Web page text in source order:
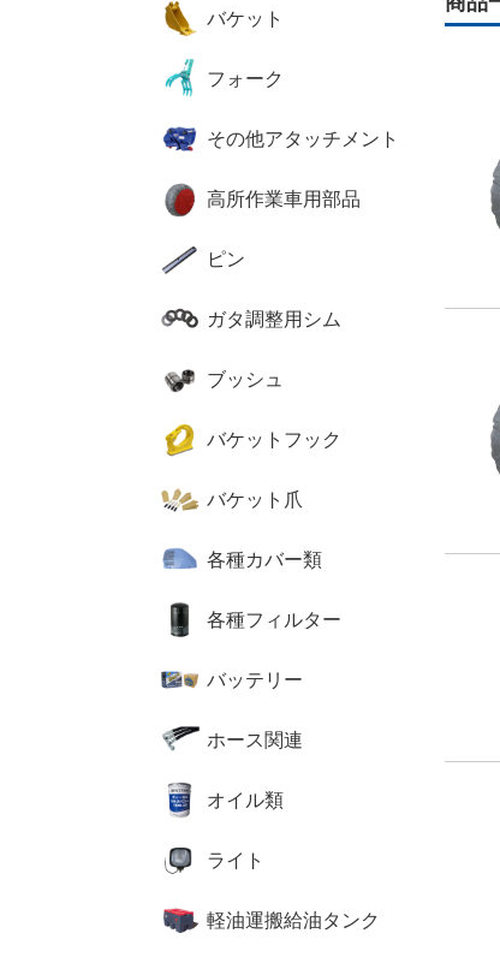
バケット
フォーク
その他アタッチメント
高所作業車用部品
ピン
ガタ調整用シム
ブッシュ
バケットフック
バケット爪
各種カバー類
各種フィルター
バッテリー
ホース関連
オイル類
ライト
軽油運搬給油タンク